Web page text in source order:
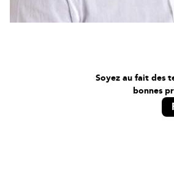
Soyez au fait des
bonnes